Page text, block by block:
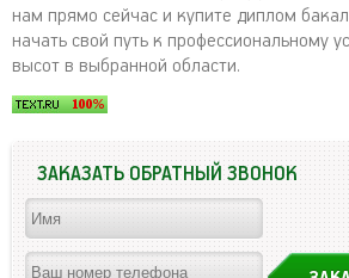
нам прямо сейчас и купите диплом
начать свой путь к профессиональному
высот в выбранной области.
ЗАКАЗАТЬ ОБРАТНЫЙ ЗВОНОК